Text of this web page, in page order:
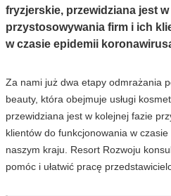
fryzjerskie, przewidziana jest
przystosowywania firm i ich
w czasie epidemii
Za nami już dwa etapy odmrażania
beauty, która obejmuje usługi
przewidziana jest w kolejnej fazie
klientów do funkcjonowania w
naszym kraju. Resort Rozwoju
pomóc i ułatwić pracę